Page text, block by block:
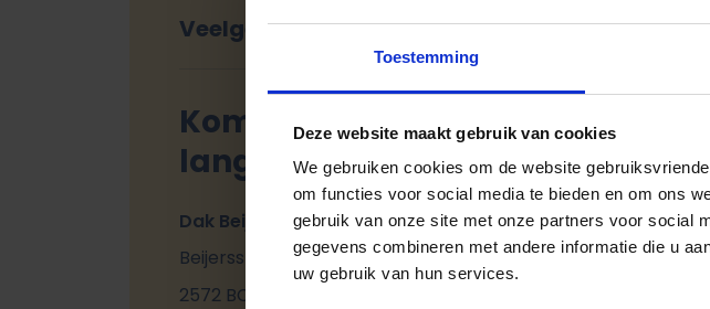
Toestemming
Deze website maakt gebruik van cookies
We gebruiken cookies om de website
om functies voor social media te bieden en om ons
gebruik van onze site met onze partners voor social
gegevens combineren met andere informatie die u
uw gebruik van hun services.
Veelgestelde vragen
Kom eens
langs
Dak Beijersstraat
Beijersstraat 59
2572 BC, Den Haag
Kom kennismaken! Met een
vrijblijvende rondleiding kun je
buitenschoolse opvang van
zelf ervaren. Heb je je keuze al